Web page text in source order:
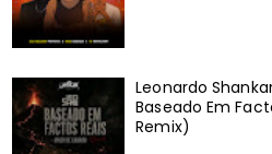
Leonardo
Baseado Em
Remix)